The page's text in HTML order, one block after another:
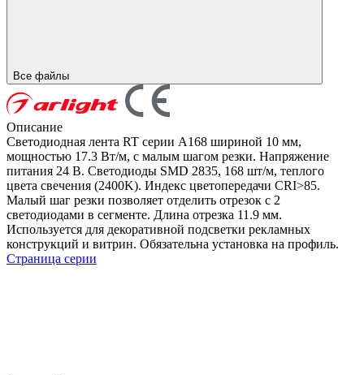
Все файлы
Описание
Светодиодная лента RT серии A168 шириной 10 мм,
мощностью 17.3 Вт/м, с малым шагом резки. Напряжение
питания 24 В. Светодиоды SMD 2835, 168 шт/м, теплого
цвета свечения (2400K). Индекс цветопередачи CRI>85.
Малый шаг резки позволяет отделить отрезок с 2
светодиодами в сегменте. Длина отрезка 11.9 мм.
Используется для декоративной подсветки рекламных
конструкций и витрин. Обязательна установка на профиль.
Страница серии